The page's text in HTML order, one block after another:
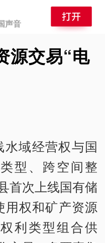
声音
源交易“电
域经营权与国
型、跨空间整
首次上线国有储
用权和矿产资源
利类型组合供